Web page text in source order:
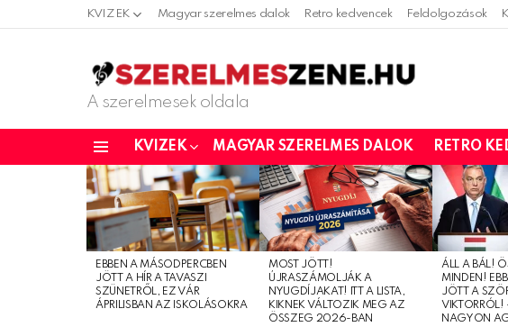
KVIZEK Magyar szerelmes dalok Retro kedvencek Feldolgozások
A szerelmesek oldala
KVIZEK MAGYAR SZERELMES DALOK RETRO
LATEST
STORIES
EBBEN A MÁSODPERCBEN
JÖTT A HÍR A TAVASZI
SZÜNETRŐL, EZ VÁR
ÁPRILISBAN AZ ISKOLÁSOKRA
MOST JÖTT!
ÚJRASZÁMOLJÁK A
NYUGDÍJAKAT! ITT A LISTA,
KIKNEK VÁLTOZIK MEG AZ
ÖSSZEG 2026-BAN
ÁLL A BÁL!
MINDEN!
JÖTT A
VIKTORRÓL!
NAGYON